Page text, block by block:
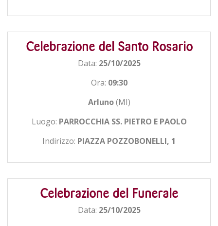
Celebrazione del Santo Rosario
Data: 25/10/2025
Ora: 09:30
Arluno(MI)
Luogo: PARROCCHIA SS. PIETRO E PAOLO
Indirizzo: PIAZZA POZZOBONELLI, 1
Celebrazione del Funerale
Data: 25/10/2025